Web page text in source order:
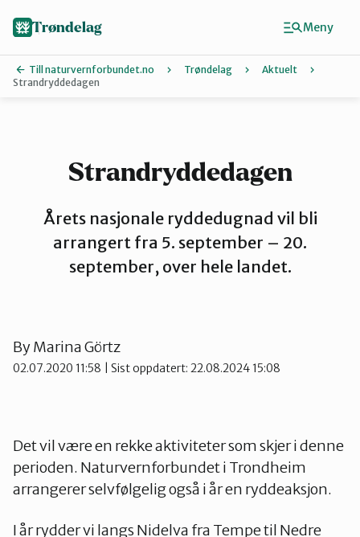
Inderøy
Levanger
Orklaregionen
Røros og Holtålen
Trøndelag
Till naturvernforbundet.no Trøndelag
Aktuelt
Strandryddedagen
Strandryddedagen
Årets nasjonale ryddedugnad vil bli
arrangert fra 5. september – 20.
september, over hele landet.
ByMarina Görtz
02.07.2020 11:58 | Sist oppdatert: 22.08.2024 15:08
Det vil være en rekke aktiviteter som skjer i denne
perioden. Naturvernforbundet i Trondheim
arrangerer selvfølgelig også i år en ryddeaksjon.
I år rydder vi langs Nidelva fra Tempe til Nedre